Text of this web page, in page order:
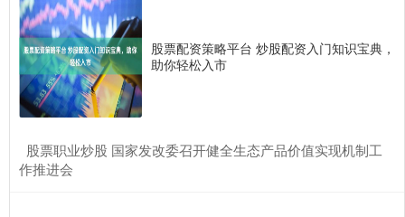
股票配资策略平台 炒股配资入门知识宝典，
助你轻松入市
​股票职业炒股 国家发改委召开健全生态产品价值实现机制工
作推进会